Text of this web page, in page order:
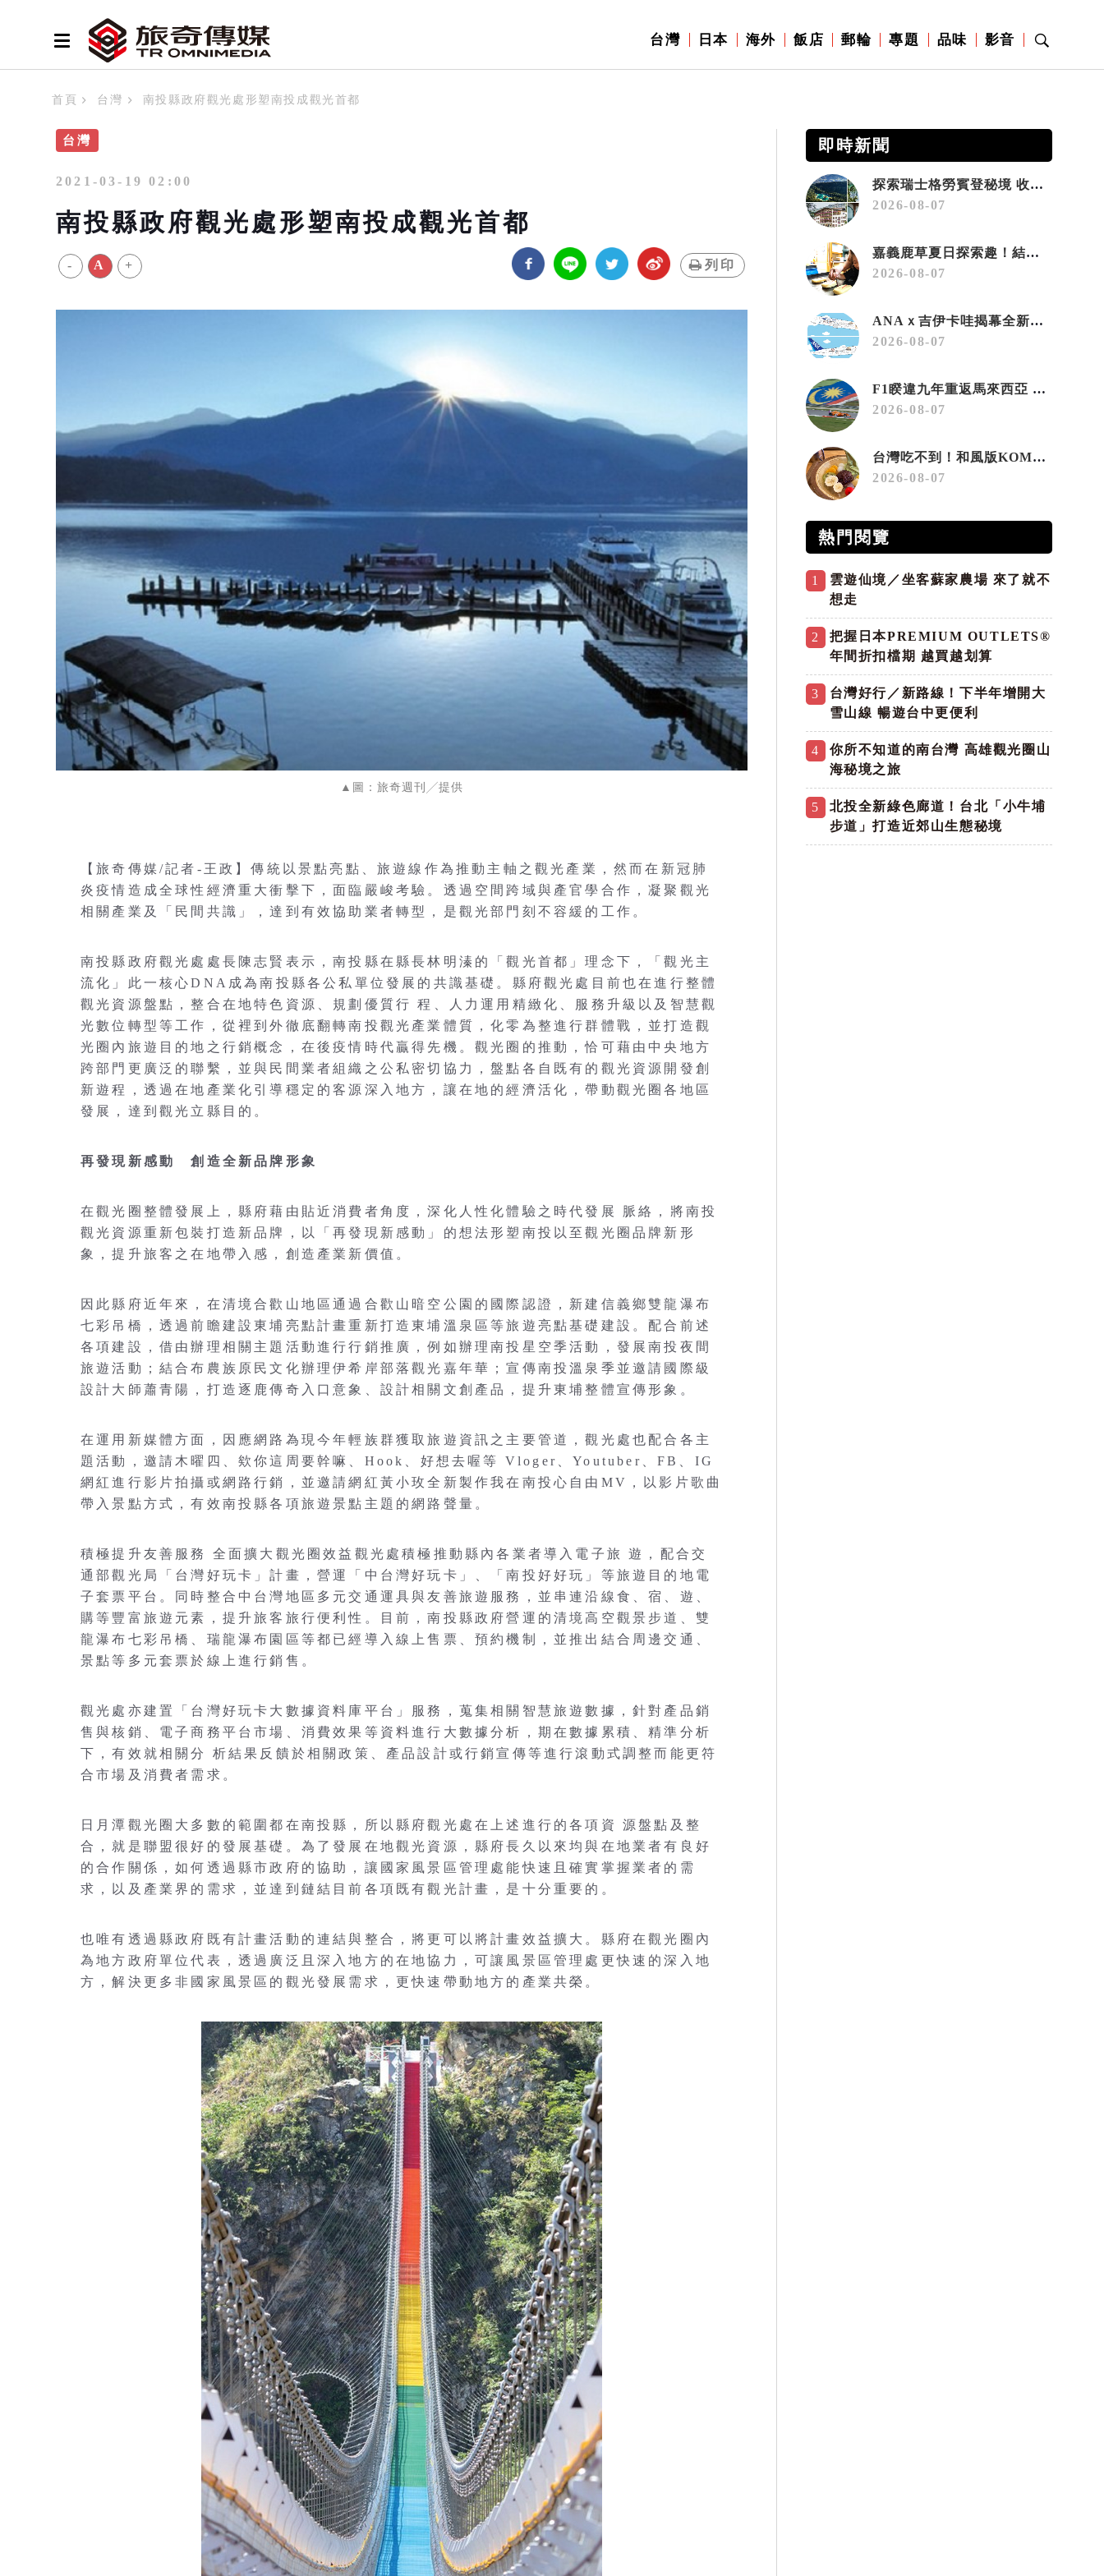
台灣 日本 海外 飯店 郵輪 專題 品味 影音
首頁 台灣 南投縣政府觀光處形塑南投成觀光首都
台灣
2021-03-19 02:00
南投縣政府觀光處形塑南投成觀光首都
- A + 列印
▲圖：旅奇週刊╱提供
【旅奇傳媒/記者-王政】傳統以景點亮點、旅遊線作為推動主軸之觀光產業，然而在新冠肺
炎疫情造成全球性經濟重大衝擊下，面臨嚴峻考驗。透過空間跨域與產官學合作，凝聚觀光
相關產業及「民間共識」，達到有效協助業者轉型，是觀光部門刻不容緩的工作。
南投縣政府觀光處處長陳志賢表示，南投縣在縣長林明溱的「觀光首都」理念下，「觀光主
流化」此一核心DNA成為南投縣各公私單位發展的共識基礎。縣府觀光處目前也在進行整體
觀光資源盤點，整合在地特色資源、規劃優質行 程、人力運用精緻化、服務升級以及智慧觀
光數位轉型等工作，從裡到外徹底翻轉南投觀光產業體質，化零為整進行群體戰，並打造觀
光圈內旅遊目的地之行銷概念，在後疫情時代贏得先機。觀光圈的推動，恰可藉由中央地方
跨部門更廣泛的聯繫，並與民間業者組織之公私密切協力，盤點各自既有的觀光資源開發創
新遊程，透過在地產業化引導穩定的客源深入地方，讓在地的經濟活化，帶動觀光圈各地區
發展，達到觀光立縣目的。
再發現新感動 創造全新品牌形象
在觀光圈整體發展上，縣府藉由貼近消費者角度，深化人性化體驗之時代發展 脈絡，將南投
觀光資源重新包裝打造新品牌，以「再發現新感動」的想法形塑南投以至觀光圈品牌新形
象，提升旅客之在地帶入感，創造產業新價值。
因此縣府近年來，在清境合歡山地區通過合歡山暗空公園的國際認證，新建信義鄉雙龍瀑布
七彩吊橋，透過前瞻建設東埔亮點計畫重新打造東埔溫泉區等旅遊亮點基礎建設。配合前述
各項建設，借由辦理相關主題活動進行行銷推廣，例如辦理南投星空季活動，發展南投夜間
旅遊活動；結合布農族原民文化辦理伊希岸部落觀光嘉年華；宣傳南投溫泉季並邀請國際級
設計大師蕭青陽，打造逐鹿傳奇入口意象、設計相關文創產品，提升東埔整體宣傳形象。
在運用新媒體方面，因應網路為現今年輕族群獲取旅遊資訊之主要管道，觀光處也配合各主
題活動，邀請木曜四、欸你這周要幹嘛、Hook、好想去喔等 Vloger、Youtuber、FB、IG
網紅進行影片拍攝或網路行銷，並邀請網紅黃小玫全新製作我在南投心自由MV，以影片歌曲
帶入景點方式，有效南投縣各項旅遊景點主題的網路聲量。
積極提升友善服務 全面擴大觀光圈效益觀光處積極推動縣內各業者導入電子旅 遊，配合交
通部觀光局「台灣好玩卡」計畫，營運「中台灣好玩卡」、「南投好好玩」等旅遊目的地電
子套票平台。同時整合中台灣地區多元交通運具與友善旅遊服務，並串連沿線食、宿、遊、
購等豐富旅遊元素，提升旅客旅行便利性。目前，南投縣政府營運的清境高空觀景步道、雙
龍瀑布七彩吊橋、瑞龍瀑布園區等都已經導入線上售票、預約機制，並推出結合周邊交通、
景點等多元套票於線上進行銷售。
觀光處亦建置「台灣好玩卡大數據資料庫平台」服務，蒐集相關智慧旅遊數據，針對產品銷
售與核銷、電子商務平台市場、消費效果等資料進行大數據分析，期在數據累積、精準分析
下，有效就相關分 析結果反饋於相關政策、產品設計或行銷宣傳等進行滾動式調整而能更符
合市場及消費者需求。
日月潭觀光圈大多數的範圍都在南投縣，所以縣府觀光處在上述進行的各項資 源盤點及整
合，就是聯盟很好的發展基礎。為了發展在地觀光資源，縣府長久以來均與在地業者有良好
的合作關係，如何透過縣市政府的協助，讓國家風景區管理處能快速且確實掌握業者的需
求，以及產業界的需求，並達到鏈結目前各項既有觀光計畫，是十分重要的。
也唯有透過縣政府既有計畫活動的連結與整合，將更可以將計畫效益擴大。縣府在觀光圈內
為地方政府單位代表，透過廣泛且深入地方的在地協力，可讓風景區管理處更快速的深入地
方，解決更多非國家風景區的觀光發展需求，更快速帶動地方的產業共榮。
即時新聞
探索瑞士格勞賓登秘境 收藏六種阿爾卑斯夏日療癒之旅
2026-08-07
嘉義鹿草夏日探索趣！結合科學、農場與自然的親子小旅行
2026-08-07
ANAｘ吉伊卡哇揭幕全新彩繪機「Chiikawa JET」
2026-08-07
F1睽違九年重返馬來西亞 三大國際賽事打造10月運動旅遊熱潮 賽車、自行車、路跑同週登場
2026-08-07
台灣吃不到！和風版KOMEDA咖啡讓你吃遍名古屋在地美食
2026-08-07
熱門閱覽
1
雲遊仙境／坐客蘇家農場 來了就不
想走
2
把握日本PREMIUM OUTLETS®
年間折扣檔期 越買越划算
3
台灣好行／新路線！下半年增開大
雪山線 暢遊台中更便利
4
你所不知道的南台灣 高雄觀光圈山
海秘境之旅
5
北投全新綠色廊道！台北「小牛埔
步道」打造近郊山生態秘境